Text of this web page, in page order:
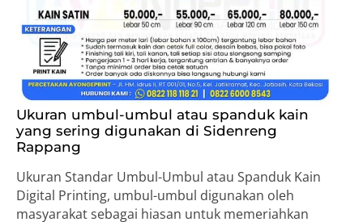
Ukuran umbul-umbul atau spanduk kain
yang sering digunakan di Sidenreng
Rappang
Ukuran Standar Umbul-Umbul atau Spanduk Kain
Digital Printing, umbul-umbul digunakan oleh
masyarakat sebagai hiasan untuk memeriahkan